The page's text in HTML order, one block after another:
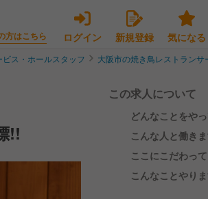
方はこちら ログイン 新規登録 気になる
ス・ホールスタッフ 大阪市の焼き鳥レストランサ
!!
この求人について
どんなことをや
こんな人と働き
ここにこだわっ
こんなことやり